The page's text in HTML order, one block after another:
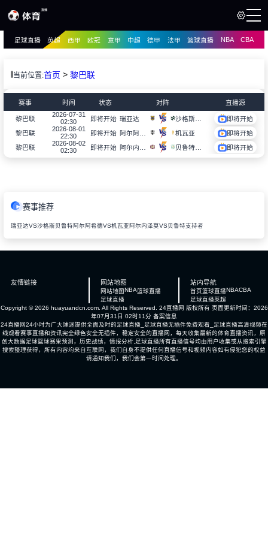
播
讯
足球直播 英超 西甲 欧冠 意甲 中超 德甲 法甲 篮球直播 NBA CBA
当前位置:首页 > 黎巴联
赛事 时间 状态 对阵 直播源
黎巴联
2026-07-31
02:30
即将开始 瑞亚达
即将开始
黎巴联
2026-08-01
22:30
即将开始 阿尔阿希德 机瓦亚
即将开始
黎巴联
2026-08-02
02:30
即将开始 即将开始
赛事推荐
瑞亚达VS沙格斯贝鲁特阿尔阿希德VS机瓦亚阿尔内泽莫VS贝鲁特支持者
友情链接 网站地图
网站地图NBA篮球直播
足球直播
站内导航
首页篮球直播NBACBA
足球直播英超
Copyright © 2026 huayuandcn.com. All Rights Reserved. 24直播网 版权所有 页面更新时间：2026
年07月31日 02时11分 备案信息
24直播网24小时为广大球迷提供全面及时的足球直播_足球直播无插件免费观看_足球直播高清视频在
线观看赛事直播和资讯完全绿色安全无插件，稳定安全的直播网，每天收集最新的体育直播资讯，原
创大数据足球篮球赛果预测，历史战绩，情报分析,足球直播所有直播信号均由用户收集或从搜索引擎
搜索整理获得，所有内容均来自互联网，我们自身不提供任何直播信号和视频内容如有侵犯您的权益
请通知我们，我们会第一时间处理。